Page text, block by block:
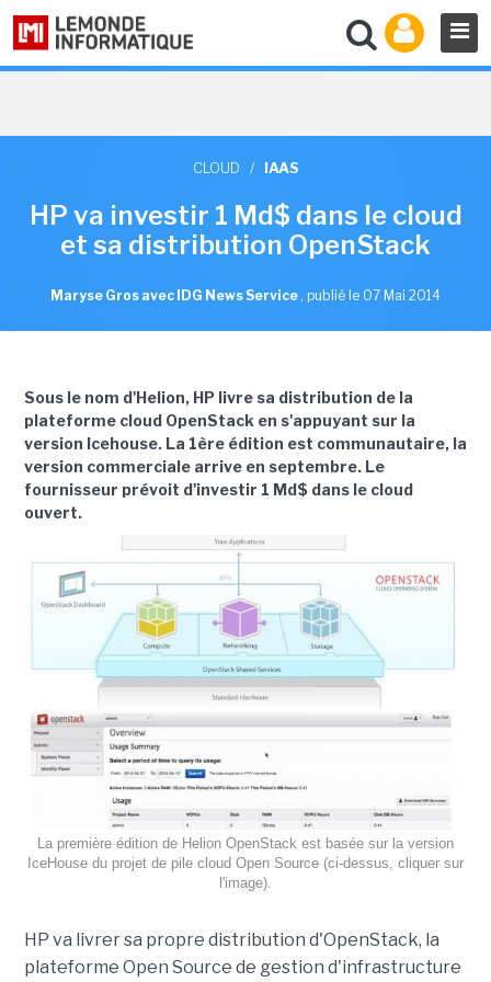
CLOUD / IAAS
HP va investir 1 Md$ dans le cloud
et sa distribution OpenStack
Maryse Gros avec IDG News Service , publié le 07 Mai 2014
Sous le nom d'Helion, HP livre sa distribution de la
plateforme cloud OpenStack en s'appuyant sur la
version Icehouse. La 1ère édition est communautaire, la
version commerciale arrive en septembre. Le
fournisseur prévoit d'investir 1 Md$ dans le cloud
ouvert.
La première édition de Helion OpenStack est basée sur la version
IceHouse du projet de pile cloud Open Source (ci-dessus, cliquer sur
l'image).
HP va livrer sa propre distribution d'OpenStack, la
plateforme Open Source de gestion d'infrastructure